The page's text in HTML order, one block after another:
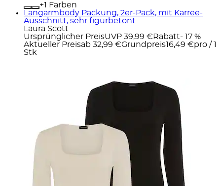
+
Farben
Langarmbody Packung, 2er-Pack, mit Karree-
Ausschnitt, sehr figurbetont
Laura Scott
Ursprünglicher PreisUVP 39,99 € Rabatt- 17 %
Aktueller Preisab 32,99 €Grundpreis16,49 €pro / 1
Stk